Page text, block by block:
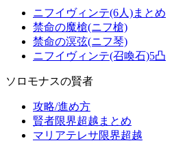
ニフイヴィンテ(6人)まとめ
禁命の魔槍(ニフ槍)
禁命の溟弦(ニフ琴)
ニフイヴィンテ(召喚石)5凸
ソロモナスの賢者
攻略/進め方
賢者限界超越まとめ
マリアテレサ限界超越